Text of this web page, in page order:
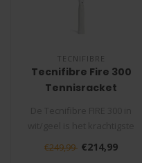
TECNIFIBRE
Tecnifibre Fire 300
Tennisracket
racket binnen de FIRE-lij..
€249,99 €214,99